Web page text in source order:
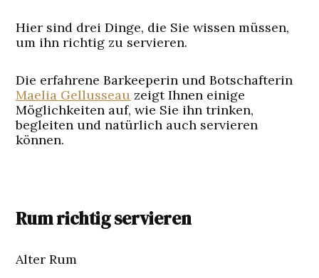
Hier sind drei Dinge, die Sie wissen müssen,
um ihn richtig zu servieren.
Die erfahrene Barkeeperin und Botschafterin
Maelia Gellusseau zeigt Ihnen einige
Möglichkeiten auf, wie Sie ihn trinken,
begleiten und natürlich auch servieren
können.
Rum richtig servieren
Alter Rum